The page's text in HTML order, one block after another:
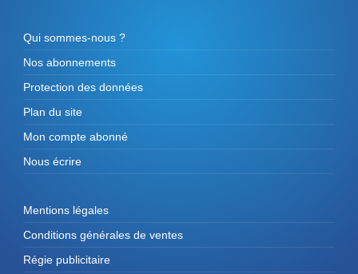
Qui sommes-nous ?
Nos abonnements
Protection des données
Plan du site
Mon compte abonné
Nous écrire
Mentions légales
Conditions générales de ventes
Régie publicitaire